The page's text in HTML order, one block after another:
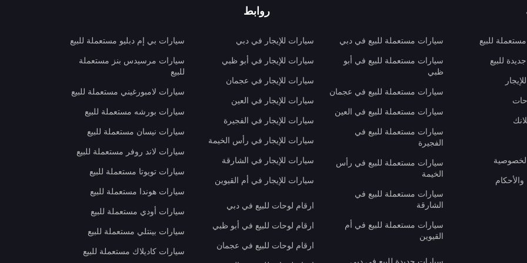
للبيع
للبيع
روابط
سيارات مستعملة للبيع في دبي
سيارات مستعملة للبيع في أبو
ظبي
سيارات مستعملة للبيع في عجمان
سيارات مستعملة للبيع في العين
سيارات مستعملة للبيع في
الفجيرة
سيارات مستعملة للبيع في رأس
الخيمة
سيارات مستعملة للبيع في
الشارقة
سيارات مستعملة للبيع في أم
القيوين
سيارات للإيجار في دبي
سيارات للإيجار في أبو ظبي
سيارات للإيجار في عجمان
سيارات للإيجار في العين
سيارات للإيجار في الفجيرة
سيارات للإيجار في رأس الخيمة
سيارات للإيجار في الشارقة
سيارات للإيجار في أم القيوين
ارقام لوحات للبيع في دبي
ارقام لوحات للبيع في أبو ظبي
ارقام لوحات للبيع في عجمان
سيارات بي إم دبليو مستعملة للبيع
سيارات مرسيدس بنز مستعملة
للبيع
سيارات لامبورغيني مستعملة للبيع
سيارات بورشه مستعملة للبيع
سيارات نيسان مستعملة للبيع
سيارات لاند روفر مستعملة للبيع
سيارات تويوتا مستعملة للبيع
سيارات هوندا مستعملة للبيع
سيارات أودي مستعملة للبيع
سيارات بينتلي مستعملة للبيع
سيارات كاديلاك مستعملة للبيع